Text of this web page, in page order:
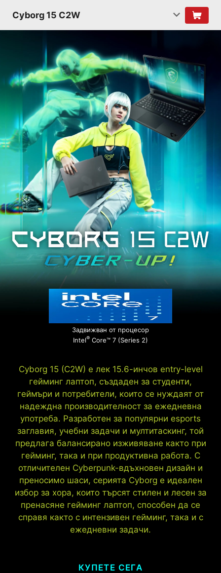
Cyborg 15 C2W
Задвижван от процесор
Intel® Core™ 7 (Series 2)
Cyborg 15 (C2W) е лек 15.6-инчов entry-level
гейминг лаптоп, създаден за студенти,
геймъри и потребители, които се нуждаят от
надеждна производителност за ежедневна
употреба. Разработен за популярни esports
заглавия, учебни задачи и мултитаскинг, той
предлага балансирано изживяване както при
гейминг, така и при продуктивна работа. С
отличителен Cyberpunk-вдъхновен дизайн и
преносимо шаси, серията Cyborg е идеален
избор за хора, които търсят стилен и лесен за
пренасяне гейминг лаптоп, способен да се
справя както с интензивен гейминг, така и с
ежедневни задачи.
КУПЕТЕ СЕГА